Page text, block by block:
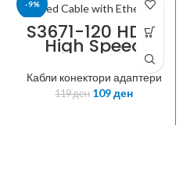
-9%
ROLINE
S3671-120 HDMI
High Speed
Cable with
Ethernet, M/M,
black, 1m
Кабли конектори адаптери
119ден 109ден